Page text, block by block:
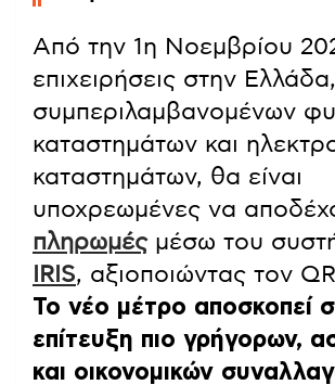
Από την 1η Νοεμβρίου
επιχειρήσεις στην Ελλάδα,
συμπεριλαμβανομένων
καταστημάτων και
καταστημάτων, θα είναι
υποχρεωμένες να
πληρωμέςμέσω του
IRIS, αξιοποιώντας τον
Το νέο μέτρο αποσκοπεί
επίτευξη πιο γρήγορων,
και οικονομικών